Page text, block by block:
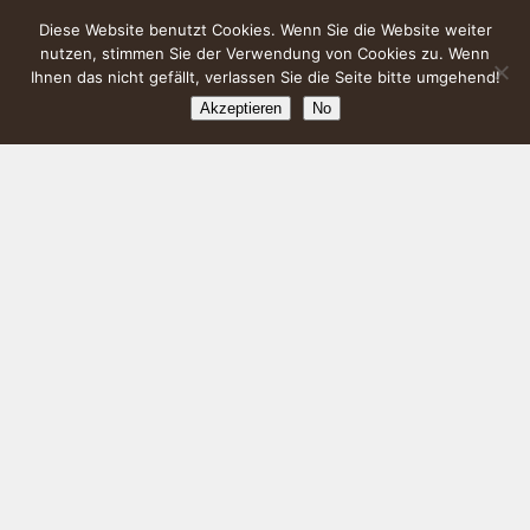
Diese Website benutzt Cookies. Wenn Sie die Website weiter
nutzen, stimmen Sie der Verwendung von Cookies zu. Wenn
Ihnen das nicht gefällt, verlassen Sie die Seite bitte umgehend!
Akzeptieren No